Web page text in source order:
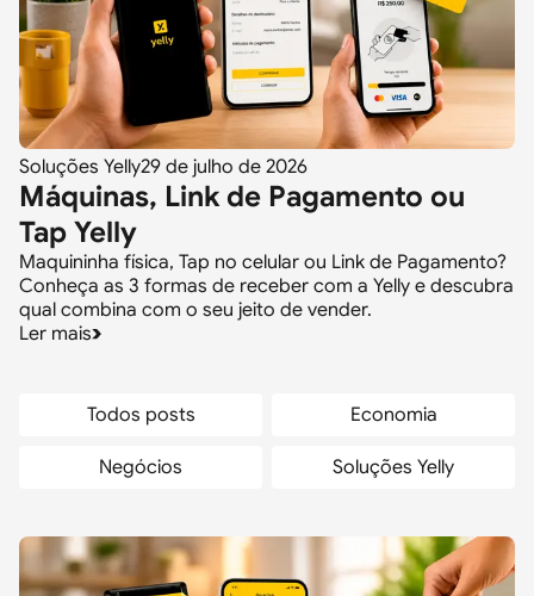
Soluções Yelly29 de julho de 2026
Máquinas, Link de Pagamento ou
Tap Yelly
Maquininha física, Tap no celular ou Link de Pagamento?
Conheça as 3 formas de receber com a Yelly e descubra
qual combina com o seu jeito de vender.
Ler mais
Todos posts Economia
Negócios Soluções Yelly